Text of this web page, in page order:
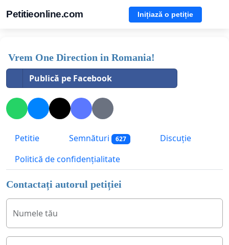
Petitieonline.com Inițiază o petiție
Vrem One Direction in Romania!
Publică pe Facebook
Petitie Semnături 627
Discuție
Politică de confidențialitate
Contactați autorul petiției
Numele tău